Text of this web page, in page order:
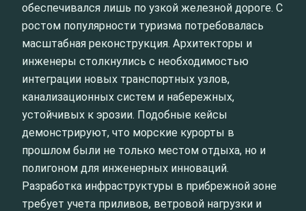
обеспечивался лишь по узкой железной дороге. С
ростом популярности туризма потребовалась
масштабная реконструкция. Архитекторы и
инженеры столкнулись с необходимостью
интеграции новых транспортных узлов,
канализационных систем и набережных,
устойчивых к эрозии. Подобные кейсы
демонстрируют, что морские курорты в
прошлом были не только местом отдыха, но и
полигоном для инженерных инноваций.
Разработка инфраструктуры в прибрежной зоне
требует учета приливов, ветровой нагрузки и